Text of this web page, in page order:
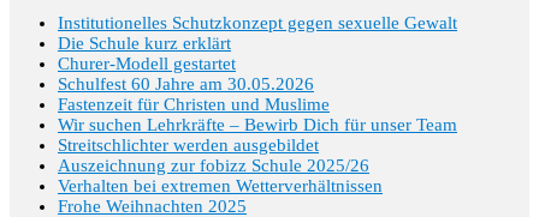
Institutionelles Schutzkonzept gegen sexuelle Gewalt
Die Schule kurz erklärt
Churer-Modell gestartet
Schulfest 60 Jahre am 30.05.2026
Fastenzeit für Christen und Muslime
Wir suchen Lehrkräfte – Bewirb Dich für unser Team
Streitschlichter werden ausgebildet
Auszeichnung zur fobizz Schule 2025/26
Verhalten bei extremen Wetterverhältnissen
Frohe Weihnachten 2025